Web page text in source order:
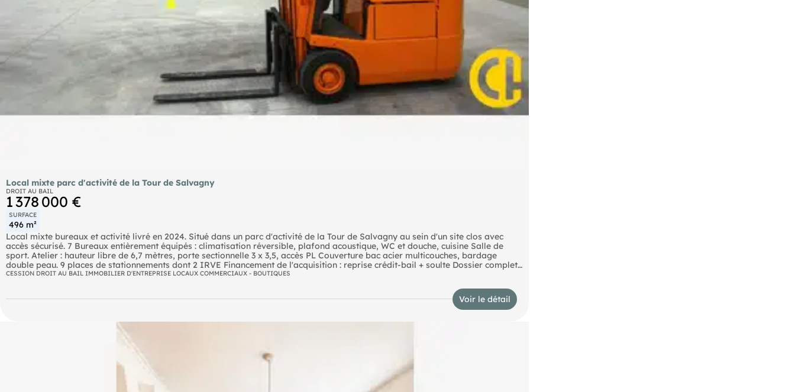
Local mixte parc d'activité de la Tour de Salvagny
DROIT AU BAIL
1 378 000 €
SURFACE
496 m²
Local mixte bureaux et activité livré en 2024. Situé dans un parc d'activité de la Tour de Salvagny au sein d'un site clos avec
accès sécurisé. 7 Bureaux entièrement équipés : climatisation réversible, plafond acoustique, WC et douche, cuisine Salle de
sport. Atelier : hauteur libre de 6,7 mètres, porte sectionnelle 3 x 3,5, accès PL Couverture bac acier multicouches, bardage
double peau. 9 places de stationnements dont 2 IRVE Financement de l'acquisition : reprise crédit-bail + soulte Dossier complet
sur demande. Prix de vente HT FAI
CESSION DROIT AU BAIL IMMOBILIER D'ENTREPRISE LOCAUX COMMERCIAUX - BOUTIQUES
Voir le détail